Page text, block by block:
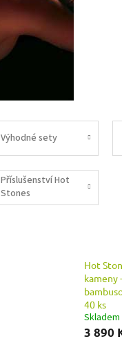
Výhodné sety
Příslušenství Hot
Stones
Hot
kameny
40 ks
Skladem
3 890